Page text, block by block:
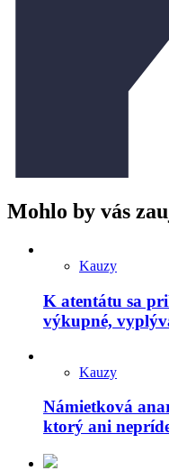
Mohlo by vás
Kauzy
K atentátu sa
výkupné,
Kauzy
Námietková
ktorý ani